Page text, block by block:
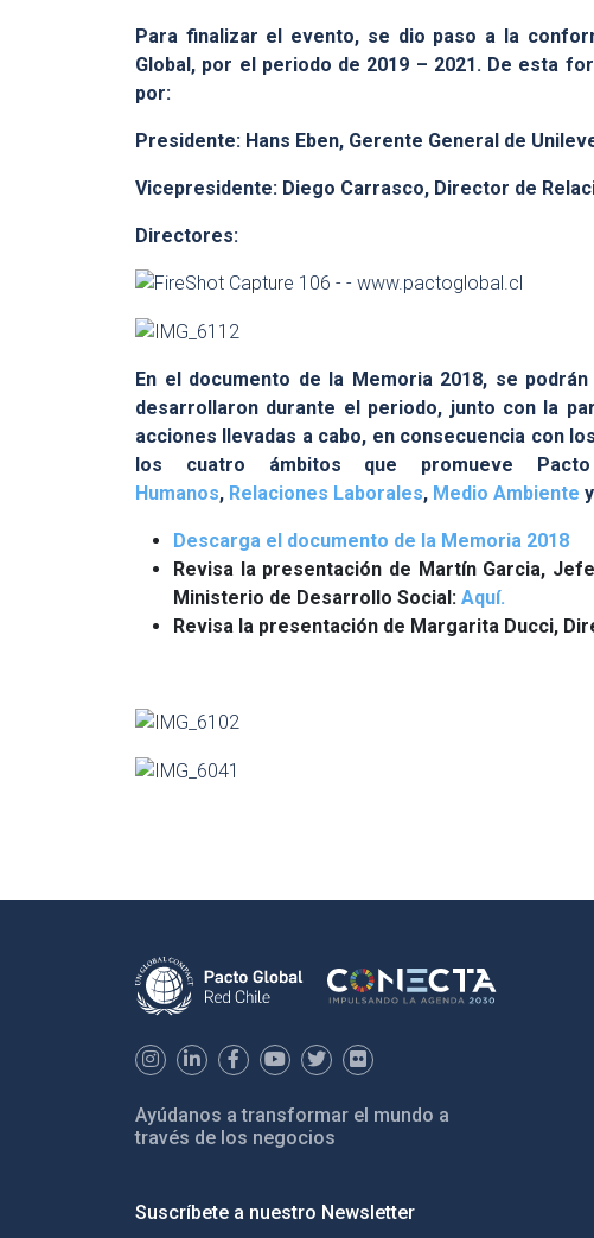
Para finalizar el evento, se dio paso a la
Global, por el periodo de 2019 – 2021. De esta
por:
Presidente: Hans Eben, Gerente General de
Vicepresidente: Diego Carrasco, Director de
Directores:
En el documento de la Memoria 2018, se
desarrollaron durante el periodo, junto con la
acciones llevadas a cabo, en consecuencia con los
los cuatro ámbitos que promueve
Humanos, Relaciones Laborales, Medio Ambiente y
Descarga el documento de la Memoria 2018
Revisa la presentación de Martín Garcia,
Ministerio de Desarrollo Social: Aquí.
Revisa la presentación de Margarita Ducci,
Ayúdanos a transformar el mundo a
través de los negocios
Suscríbete a nuestro Newsletter